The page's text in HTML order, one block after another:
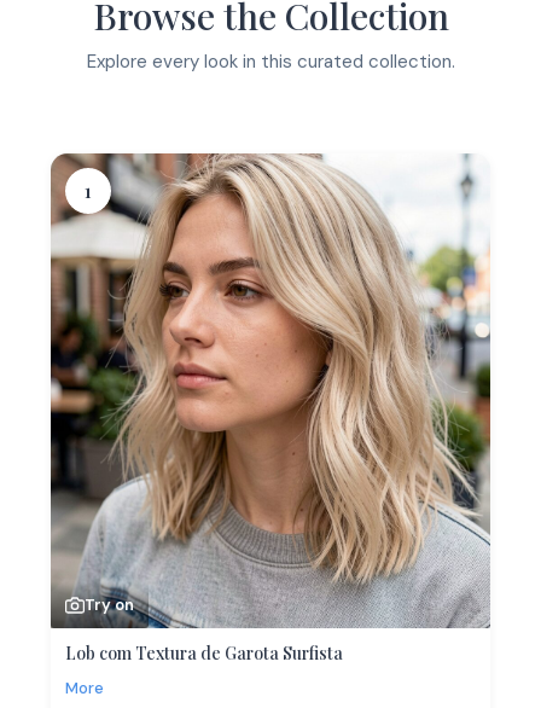
Browse the Collection
Explore every look in this curated collection.
1
Try on
Lob com Textura de Garota Surfista
More